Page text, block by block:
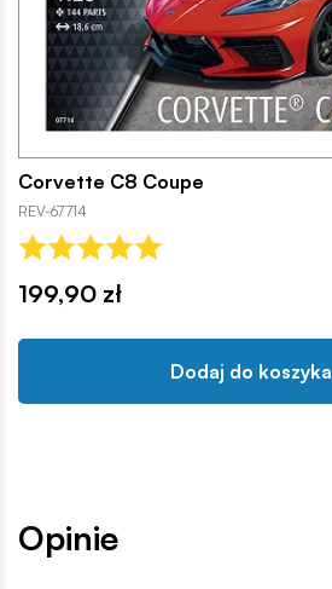
Corvette C8 Coupe
REV-67714
199,90 zł
Dodaj do koszyka
Opinie